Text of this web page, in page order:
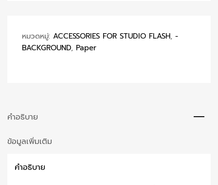
หมวดหมู่: ACCESSORIES FOR STUDIO FLASH, -
BACKGROUND, Paper
คำอธิบาย
ข้อมูลเพิ่มเติม
คำอธิบาย